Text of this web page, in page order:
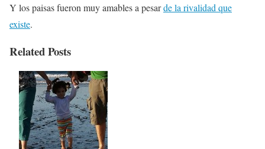
Y los paisas fueron muy amables a pesarde la rivalidad que
existe.
Related Posts